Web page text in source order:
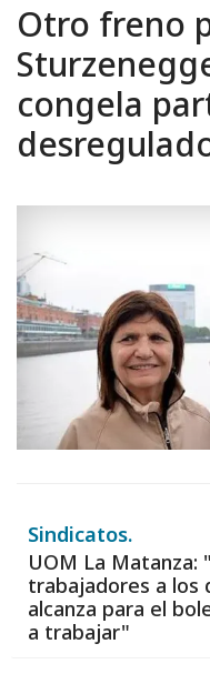
Otro freno
congela
Sindicatos.
UOM La Matanza:
trabajadores a los
alcanza para el
a trabajar"